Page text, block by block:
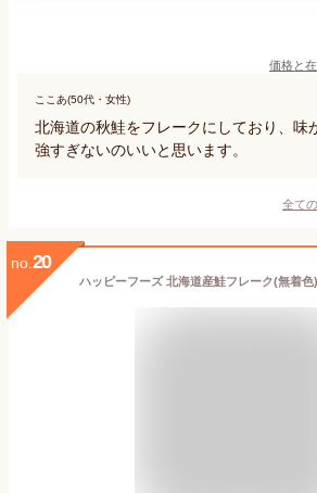
価格と
ここあ(50代・女性)
北海道の秋鮭をフレークにしており、味
強すぎないのいいと思います。
全て
no. 20